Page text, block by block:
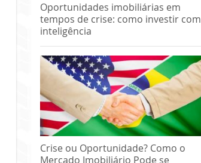
Oportunidades imobiliárias em
tempos de crise: como investir com
inteligência
Crise ou Oportunidade? Como o
Mercado Imobiliário Pode se